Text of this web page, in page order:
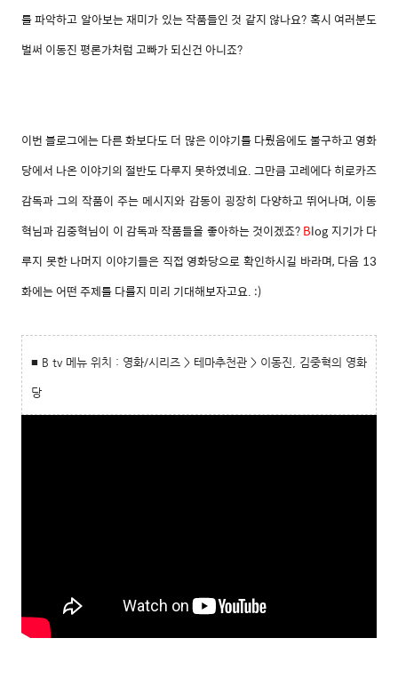
를 파악하고 알아보는 재미가 있는 작품들인 것 같지 않나요? 혹시 여러분도
벌써 이동진 평론가처럼 고빠가 되신건 아니죠?
이번 블로그에는 다른 화보다도 더 많은 이야기를 다뤘음에도 불구하고 영화
당에서 나온 이야기의 절반도 다루지 못하였네요. 그만큼 고레에다 히로카즈
감독과 그의 작품이 주는 메시지와 감동이 굉장히 다양하고 뛰어나며, 이동
혁님과 김중혁님이 이 감독과 작품들을 좋아하는 것이겠죠?Blog 지기가 다
루지 못한 나머지 이야기들은 직접 영화당으로 확인하시길 바라며, 다음 13
화에는 어떤 주제를 다룰지 미리 기대해보자고요. :)
■ B tv 메뉴 위치 : 영화/시리즈 > 테마추천관 > 이동진, 김중혁의 영화
당